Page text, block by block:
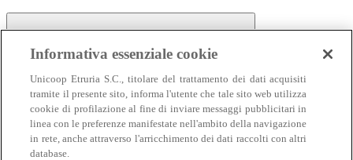
Carne
Carne
Informativa essenziale cookie
Unicoop Etruria S.C., titolare del trattamento dei dati acquisiti
tramite il presente sito, informa l'utente che tale sito web utilizza
cookie di profilazione al fine di inviare messaggi pubblicitari in
linea con le preferenze manifestate nell'ambito della navigazione
in rete, anche attraverso l'arricchimento dei dati raccolti con altri
database.